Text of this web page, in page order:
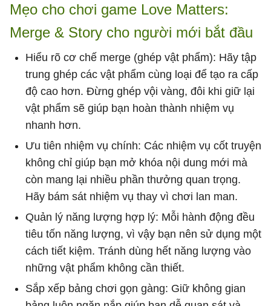
Mẹo cho chơi game Love Matters:
Merge & Story cho người mới bắt đầu
Hiểu rõ cơ chế merge (ghép vật phẩm): Hãy tập
trung ghép các vật phẩm cùng loại để tạo ra cấp
độ cao hơn. Đừng ghép vội vàng, đôi khi giữ lại
vật phẩm sẽ giúp bạn hoàn thành nhiệm vụ
nhanh hơn.
Ưu tiên nhiệm vụ chính: Các nhiệm vụ cốt truyện
không chỉ giúp bạn mở khóa nội dung mới mà
còn mang lại nhiều phần thưởng quan trọng.
Hãy bám sát nhiệm vụ thay vì chơi lan man.
Quản lý năng lượng hợp lý: Mỗi hành động đều
tiêu tốn năng lượng, vì vậy bạn nên sử dụng một
cách tiết kiệm. Tránh dùng hết năng lượng vào
những vật phẩm không cần thiết.
Sắp xếp bảng chơi gọn gàng: Giữ không gian